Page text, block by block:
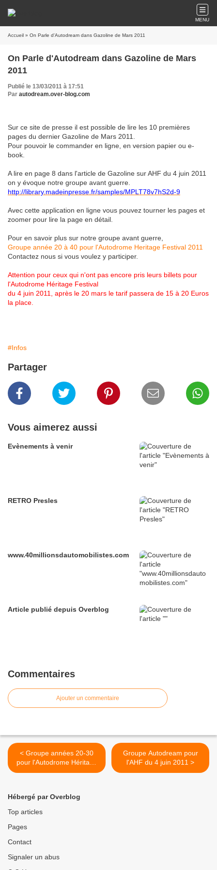
MENU
Accueil » On Parle d'Autodream dans Gazoline de Mars 2011
On Parle d'Autodream dans Gazoline de Mars
2011
Publié le 13/03/2011 à 17:51
Par autodream.over-blog.com
Sur ce site de presse il est possible de lire les 10 premières
pages du dernier Gazoline de Mars 2011.
Pour pouvoir le commander en ligne, en version papier ou e-
book.
A lire en page 8 dans l'article de Gazoline sur AHF du 4 juin 2011
on y évoque notre groupe avant guerre.
http://library.madeinpresse.fr/samples/MPLT78v7hS2d-9
Avec cette application en ligne vous pouvez tourner les pages et
zoomer pour lire la page en détail.
Pour en savoir plus sur notre groupe avant guerre,
Groupe année 20 à 40 pour l'Autodrome Heritage Festival 2011
Contactez nous si vous voulez y participer.
Attention pour ceux qui n'ont pas encore pris leurs billets pour
l'Autodrome Héritage Festival
du 4 juin 2011, après le 20 mars le tarif passera de 15 à 20 Euros
la place.
#Infos
Partager
Vous aimerez aussi
Evènements à venir
RETRO Presles
www.40millionsdautomobilistes.com
Article publié depuis Overblog
Commentaires
Ajouter un commentaire
< Groupe années 20-30
pour l'Autodrome Héritage
Festival 2012
Groupe Autodream pour
l'AHF du 4 juin 2011 >
Hébergé par Overblog
Top articles
Pages
Contact
Signaler un abus